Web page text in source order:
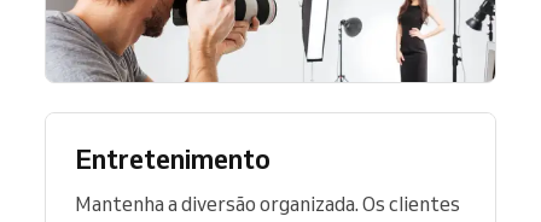
Entretenimento
Mantenha a diversão organizada. Os clientes